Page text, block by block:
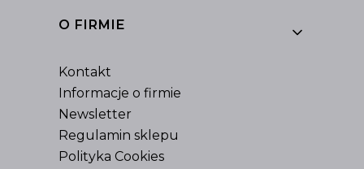
O FIRMIE
Kontakt
Informacje o firmie
Newsletter
Regulamin sklepu
Polityka Cookies